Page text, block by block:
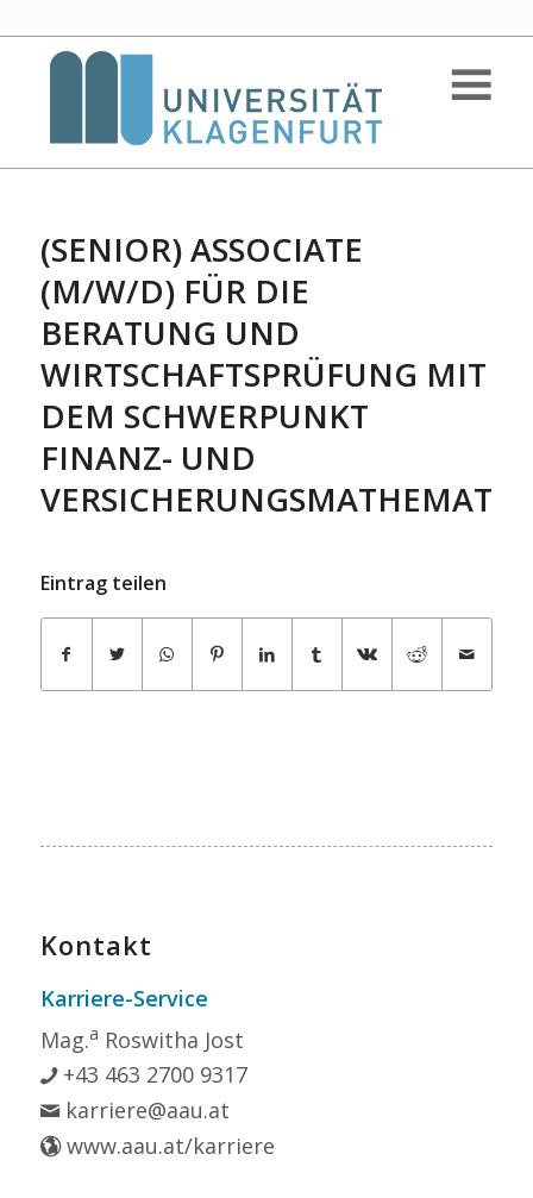
(SENIOR) ASSOCIATE
(M/W/D) FÜR DIE
BERATUNG UND
WIRTSCHAFTSPRÜFUNG MIT
DEM SCHWERPUNKT
FINANZ- UND
VERSICHERUNGSMATHEMATIK
Eintrag teilen
Kontakt
Karriere-Service
Mag.a Roswitha Jost
+43 463 2700 9317
karriere@aau.at
www.aau.at/karriere